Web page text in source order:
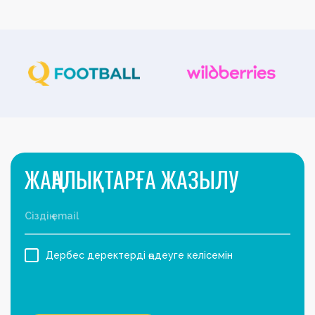
ЖАҢАЛЫҚТАРҒА ЖАЗЫЛУ
Дербес деректерді өңдеуге келісемін